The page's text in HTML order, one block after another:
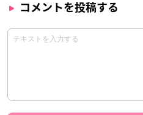
コメントを投稿する